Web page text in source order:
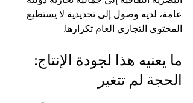
عامة، لديه وصول إلى تحديدية لا يستطيع
المحتوى التجاري العام تكرارها.
ما يعنيه هذا لجودة الإنتاج:
الحجة لم تتغير